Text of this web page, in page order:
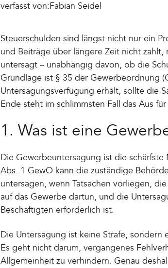
verfasst von:Fabian Seidel
Steuerschulden sind längst nicht nur ein
und Beiträge über längere Zeit nicht
untersagt – unabhängig davon, ob die
Grundlage ist § 35 der Gewerbeordnung
Untersagungsverfügung erhält, sollte die
Ende steht im schlimmsten Fall das Aus
1. Was ist eine
Die Gewerbeuntersagung ist die
Abs. 1 GewO kann die zuständige
untersagen, wenn Tatsachen vorliegen,
auf das Gewerbe dartun, und die
Beschäftigten erforderlich ist.
Die Untersagung ist keine Strafe,
Es geht nicht darum, vergangenes
Allgemeinheit zu verhindern. Genau